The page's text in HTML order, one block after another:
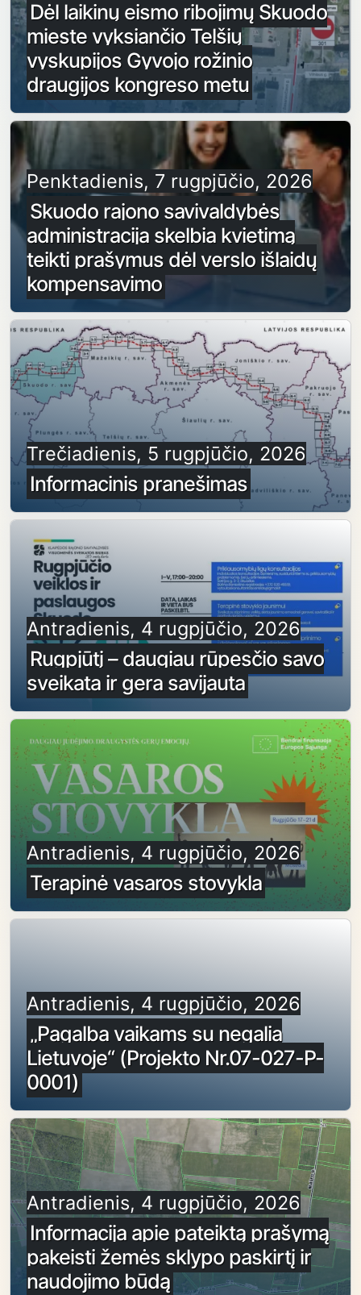
Dėl laikinų eismo ribojimų Skuodo
mieste vyksiančio Telšių
vyskupijos Gyvojo rožinio
draugijos kongreso metu
Penktadienis, 7 rugpjūčio, 2026
Skuodo rajono savivaldybės
administracija skelbia kvietimą
teikti prašymus dėl verslo išlaidų
kompensavimo
Trečiadienis, 5 rugpjūčio, 2026
Informacinis pranešimas
Antradienis, 4 rugpjūčio, 2026
Rugpjūtį – daugiau rūpesčio savo
sveikata ir gera savijauta
Antradienis, 4 rugpjūčio, 2026
Terapinė vasaros stovykla
Antradienis, 4 rugpjūčio, 2026
„Pagalba vaikams su negalia
Lietuvoje“ (Projekto Nr.07-027-P-
0001)
Antradienis, 4 rugpjūčio, 2026
Informacija apie pateiktą prašymą
pakeisti žemės sklypo paskirtį ir
naudojimo būdą